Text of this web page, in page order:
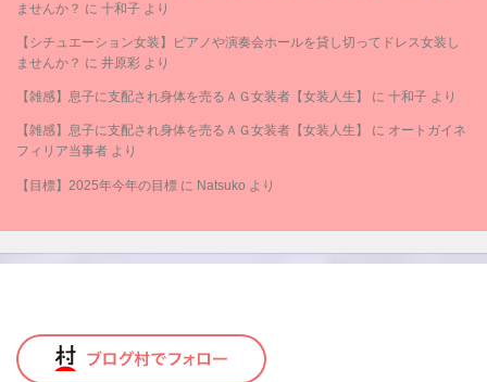
ませんか？ に 十和子 より
【シチュエーション女装】ピアノや演奏会ホールを貸し切ってドレス女装し
ませんか？ に 井原彩 より
【雑感】息子に支配され身体を売るＡＧ女装者【女装人生】 に 十和子 より
【雑感】息子に支配され身体を売るＡＧ女装者【女装人生】 に オートガイネ
フィリア当事者 より
【目標】2025年今年の目標 に Natsuko より